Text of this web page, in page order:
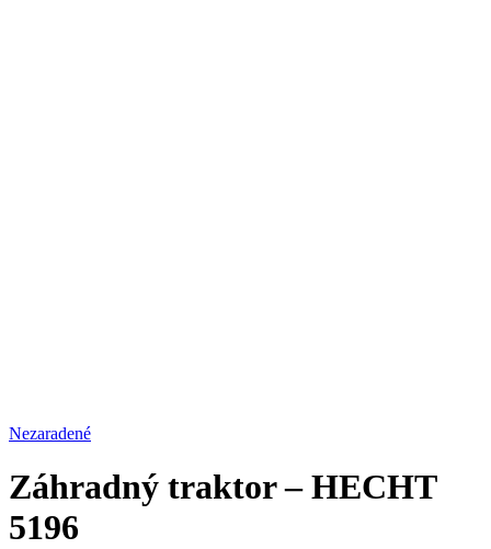
Nezaradené
Záhradný traktor – HECHT
5196